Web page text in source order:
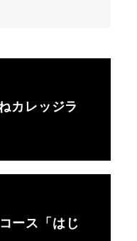
カレッジラ
ース「はじ